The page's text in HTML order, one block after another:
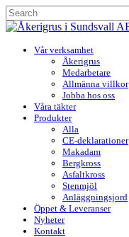
Skip
to
content
Close
Menu
Vår verksamhet
Åkerigrus
Medarbetare
Allmänna villkor
Jobba hos oss
Våra täkter
Produkter
Alla
CE-deklarationer
Makadam
Bergkross
Asfaltkross
Stenmjöl
Anläggningsjord
Öppet & Leveranser
Nyheter
Kontakt